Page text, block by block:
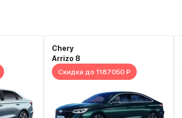
Chery
Arrizo 8
Скидка до 1187050 Р